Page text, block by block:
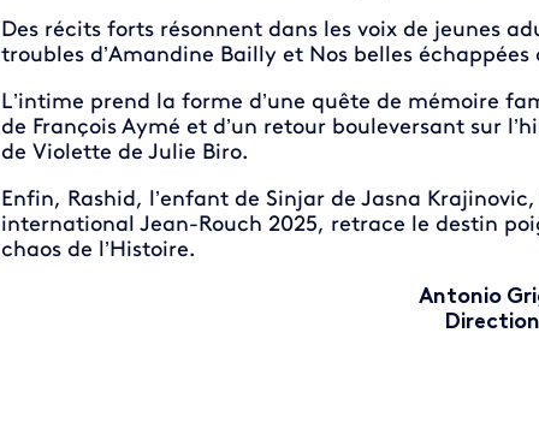
Des récits forts résonnent dans les voix de jeunes
troubles d’Amandine Bailly et Nos belles échappées
L’intime prend la forme d’une quête de mémoire
de François Aymé et d’un retour bouleversant sur
de Violette de Julie Biro.
Enfin, Rashid, l’enfant de Sinjar de Jasna
international Jean-Rouch 2025, retrace le destin
chaos de l’Histoire.
Antonio